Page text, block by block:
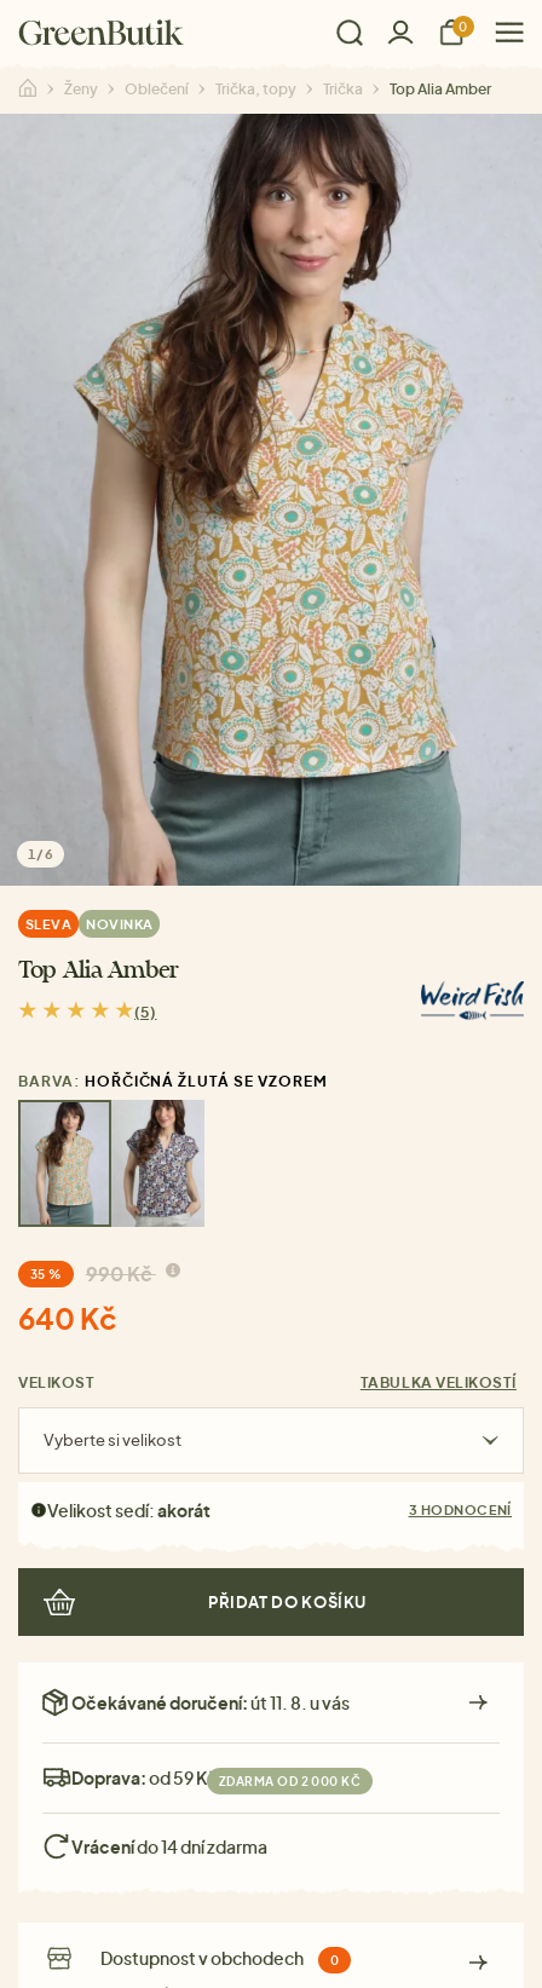
0
Ženy Oblečení Trička, topy Trička Top Alia Amber
1 /6
SLEVA NOVINKA
Top Alia Amber
(5)
BARVA: HOŘČIČNÁ ŽLUTÁ SE VZOREM
35 % 990 Kč
640 Kč
VELIKOST TABULKA VELIKOSTÍ
Vyberte si velikost
Velikost sedí:akorát 3 HODNOCENÍ
PŘIDAT DO KOŠÍKU
Očekávané doručení:út 11. 8. u vás
Doprava:od 59 Kč ZDARMA OD 2 000 KČ
Vrácenído 14 dní zdarma
Dostupnost v obchodech 0